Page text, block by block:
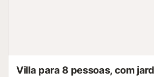
Villa para 8 pessoas, com